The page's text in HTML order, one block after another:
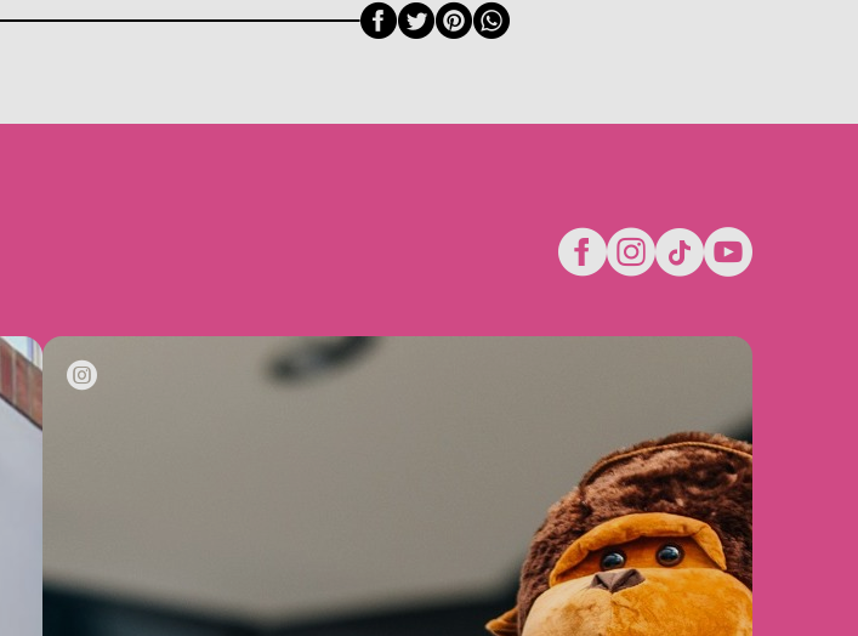
Facebook
Twitter
Pinterest